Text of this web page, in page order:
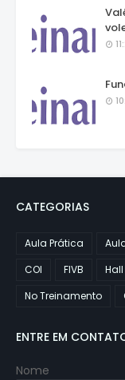
CATEGORIAS
Aula Prática
COI
FIVB
No Treinamento
ENTRE EM
Nome